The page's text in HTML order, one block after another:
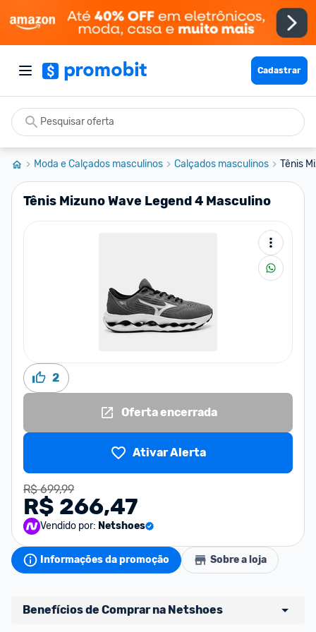
Cadastrar
Moda e Calçados masculinos Calçados masculinos Tênis
Tênis Mizuno Wave Legend 4 Masculino
2
Oferta encerrada
Ativar Alerta
R$ 699,99
R$ 266,47
Vendido por: Netshoes
Informações da promoção Sobre a loja
Benefícios de Comprar na Netshoes